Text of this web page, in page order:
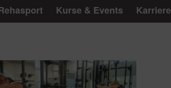
Kurse & Events Karriere